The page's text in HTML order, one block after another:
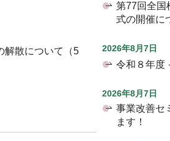
解散について（5
第77回全国
式の開催に
2026年8月7日
令和８年度
2026年8月7日
事業改善セ
ます！